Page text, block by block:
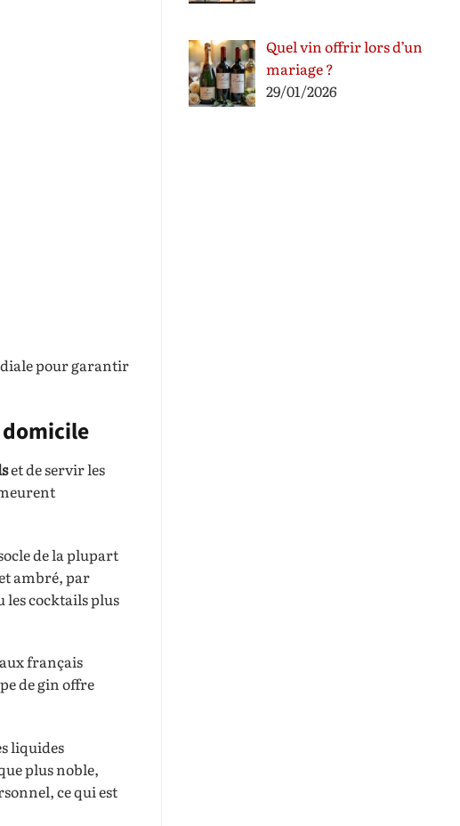
pour garantir
domicile
et de servir les
de la plupart
ambré, par
les cocktails plus
français
de gin offre
liquides
plus noble,
ce qui est
Quel vin offrir lors d’un
mariage ?
29/01/2026